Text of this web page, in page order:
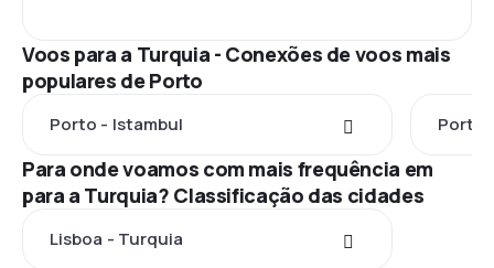
Voos para a Turquia - Conexões de voos mais
populares de Porto
Porto - Istambul Porto
Para onde voamos com mais frequência em
para a Turquia? Classificação das cidades
Lisboa - Turquia